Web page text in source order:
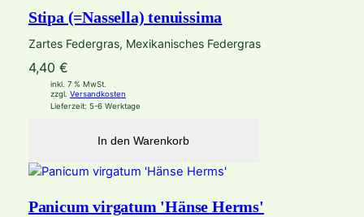
Stipa (=Nassella) tenuissima
Zartes Federgras, Mexikanisches Federgras
4,40 €
inkl. 7 % MwSt.
zzgl. Versandkosten
Lieferzeit: 5-6 Werktage
In den Warenkorb
Panicum virgatum 'Hänse Herms'